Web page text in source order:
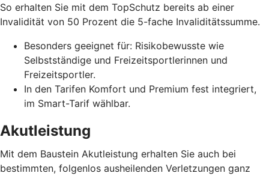
So erhalten Sie mit dem TopSchutz bereits ab einer
Invalidität von 50 Prozent die 5-fache Invaliditätssumme.
Besonders geeignet für: Risikobewusste wie
Selbstständige und Freizeitsportlerinnen und
Freizeitsportler.
In den Tarifen Komfort und Premium fest integriert,
im Smart-Tarif wählbar.
Akutleistung
Mit dem Baustein Akutleistung erhalten Sie auch bei
bestimmten, folgenlos ausheilenden Verletzungen ganz